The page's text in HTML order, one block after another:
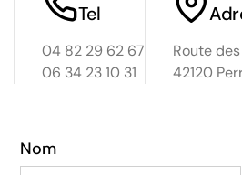
Tel
04 82 29 62 67
06 34 23 10 31
Route
42120
Nom